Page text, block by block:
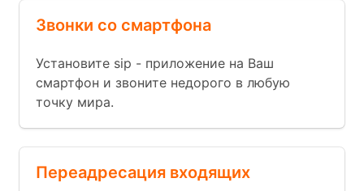
Звонки со смартфона
Установите sip - приложение на Ваш
смартфон и звоните недорого в любую
точку мира.
Переадресация входящих